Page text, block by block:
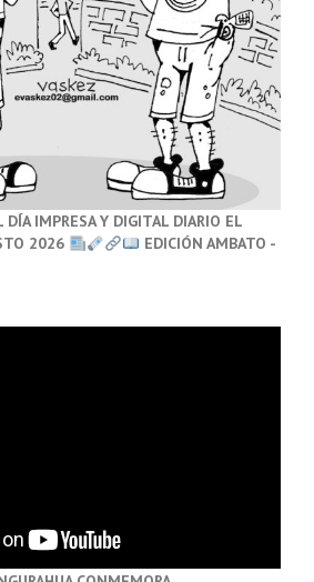
DÍA IMPRESA Y DIGITAL DIARIO EL
2026
EDICIÓN AMBATO -